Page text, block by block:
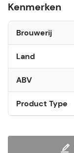
Kenmerken
Brouwerij
Land
ABV
Product Type